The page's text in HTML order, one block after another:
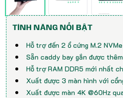
TÍNH NĂNG NỔI BẬT
Hỗ trợ đến 2 ổ cứng M.2
Sẵn caddy bay gắn được thêm
Hỗ trợ RAM DDR5 mới nhất
Xuất được 3 màn hình với
Xuất được màn 4K @60Hz